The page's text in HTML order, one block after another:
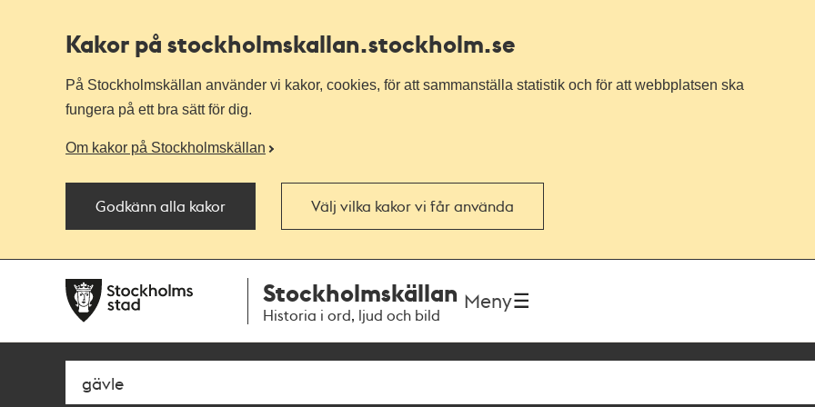
Kakor på stockholmskallan.stockholm.se
På Stockholmskällan använder vi kakor, cookies, för att sammanställa statistik och för att webbplatsen ska
fungera på ett bra sätt för dig.
Om kakor på Stockholmskällan
Godkänn alla kakor Välj vilka kakor vi får använda
navigationen
huvudinnehållet
Stockholmskällan
Historia i ord, ljud och bild
Meny
Sök